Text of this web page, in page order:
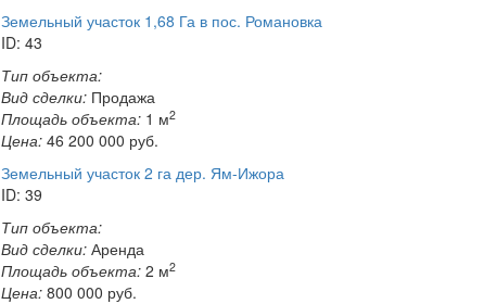
Земельный участок 1,68 Га в пос. Романовка
ID: 43
Тип объекта:
Вид сделки: Продажа
Площадь объекта: 1 м2
Цена: 46 200 000 руб.
Земельный участок 2 га дер. Ям-Ижора
ID: 39
Тип объекта:
Вид сделки: Аренда
Площадь объекта: 2 м2
Цена: 800 000 руб.